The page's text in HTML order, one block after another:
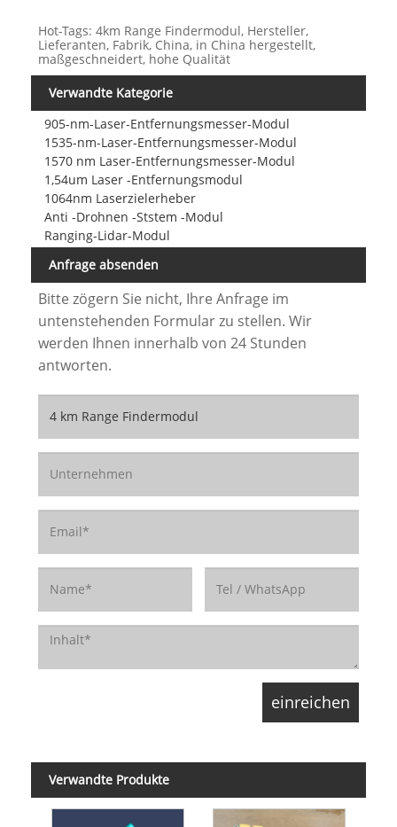
Hot-Tags: 4km Range Findermodul, Hersteller,
Lieferanten, Fabrik, China, in China hergestellt,
maßgeschneidert, hohe Qualität
Verwandte Kategorie
905-nm-Laser-Entfernungsmesser-Modul
1535-nm-Laser-Entfernungsmesser-Modul
1570 nm Laser-Entfernungsmesser-Modul
1,54um Laser -Entfernungsmodul
1064nm Laserzielerheber
Anti -Drohnen -Ststem -Modul
Ranging-Lidar-Modul
Anfrage absenden
Bitte zögern Sie nicht, Ihre Anfrage im
untenstehenden Formular zu stellen. Wir
werden Ihnen innerhalb von 24 Stunden
antworten.
Verwandte Produkte